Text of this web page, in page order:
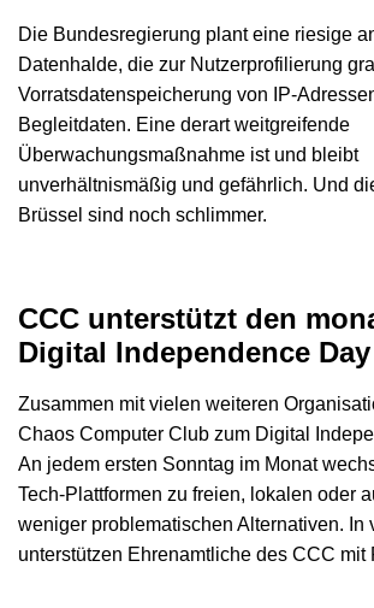
Die Bundesregierung plant eine riesige
Datenhalde, die zur Nutzerprofilierung
Vorratsdatenspeicherung von IP-
Begleitdaten. Eine derart weitgreifende
Überwachungsmaßnahme ist und bleibt
unverhältnismäßig und gefährlich. Und
Brüssel sind noch schlimmer.
CCC unterstützt den
Digital Independence Day
Zusammen mit vielen weiteren
Chaos Computer Club zum Digital
An jedem ersten Sonntag im Monat
Tech-Plattformen zu freien, lokalen oder
weniger problematischen Alternativen. In
unterstützen Ehrenamtliche des CCC mit